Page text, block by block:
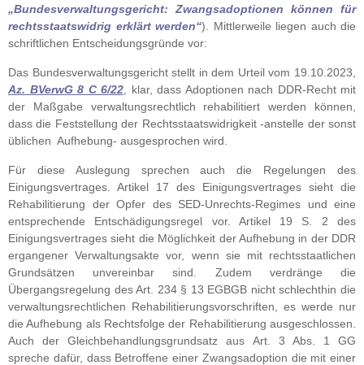
„Bundesverwaltungsgericht: Zwangsadoptionen können für
rechtsstaatswidrig erklärt werden“). Mittlerweile liegen auch die
schriftlichen Entscheidungsgründe vor:
Das Bundesverwaltungsgericht stellt in dem Urteil vom 19.10.2023,
Az. BVerwG 8 C 6/22 , klar, dass Adoptionen nach DDR-Recht mit
der Maßgabe verwaltungsrechtlich rehabilitiert werden können,
dass die Feststellung der Rechtsstaatswidrigkeit -anstelle der sonst
üblichen Aufhebung- ausgesprochen wird.
Für diese Auslegung sprechen auch die Regelungen des
Einigungsvertrages. Artikel 17 des Einigungsvertrages sieht die
Rehabilitierung der Opfer des SED-Unrechts-Regimes und eine
entsprechende Entschädigungsregel vor. Artikel 19 S. 2 des
Einigungsvertrages sieht die Möglichkeit der Aufhebung in der DDR
ergangener Verwaltungsakte vor, wenn sie mit rechtsstaatlichen
Grundsätzen unvereinbar sind. Zudem verdränge die
Übergangsregelung des Art. 234 § 13 EGBGB nicht schlechthin die
verwaltungsrechtlichen Rehabilitierungsvorschriften, es werde nur
die Aufhebung als Rechtsfolge der Rehabilitierung ausgeschlossen.
Auch der Gleichbehandlungsgrundsatz aus Art. 3 Abs. 1 GG
spreche dafür, dass Betroffene einer Zwangsadoption die mit einer